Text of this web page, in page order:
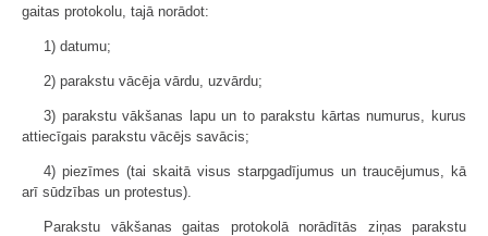
gaitas protokolu, tajā norādot:
1) datumu;
2) parakstu vācēja vārdu, uzvārdu;
3) parakstu vākšanas lapu un to parakstu kārtas numurus, kurus
attiecīgais parakstu vācējs savācis;
4) piezīmes (tai skaitā visus starpgadījumus un traucējumus, kā
arī sūdzības un protestus).
Parakstu vākšanas gaitas protokolā norādītās ziņas parakstu